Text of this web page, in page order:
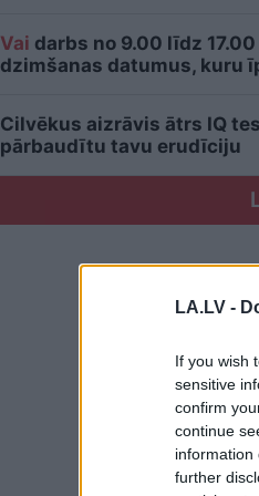
LA.LV -
If you wish
sensitive
confirm
continue
information
further
Vai darbs no 9.00 līdz
dzimšanas datumus, kuru
Cilvēkus aizrāvis ātrs IQ
pārbaudītu tavu erudīciju